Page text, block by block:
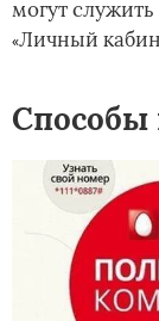
могут
«Личный
Способы